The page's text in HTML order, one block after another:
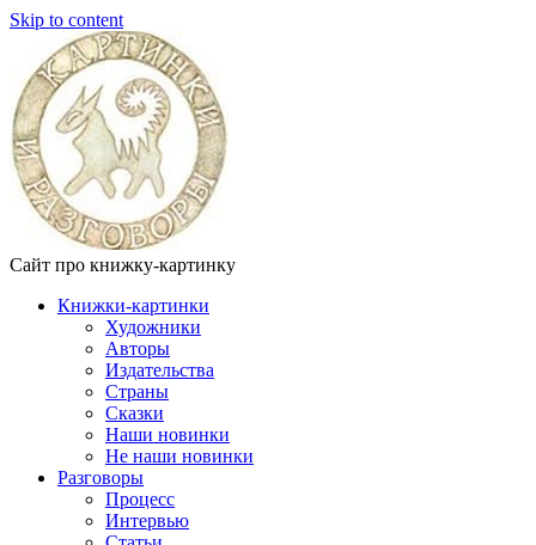
Skip to content
Сайт про книжку-картинку
Книжки-картинки
Художники
Авторы
Издательства
Страны
Сказки
Наши новинки
Не наши новинки
Разговоры
Процесс
Интервью